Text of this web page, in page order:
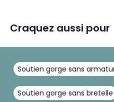
Craquez aussi pour
Soutien gorge sans
Soutien gorge sans bretelle